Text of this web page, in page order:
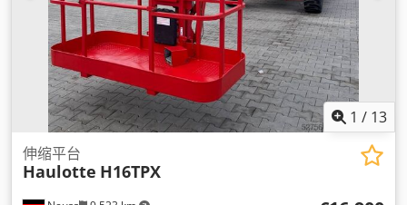
1 / 13
伸缩平台
Haulotte H16TPX